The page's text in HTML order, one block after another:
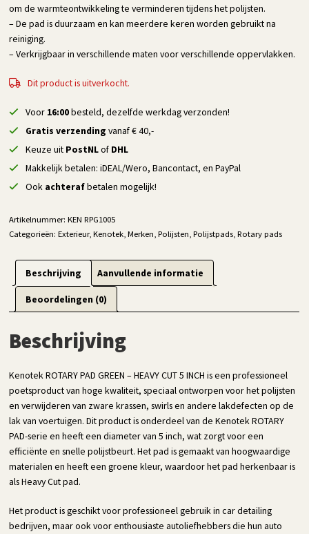
om de warmteontwikkeling te verminderen tijdens het polijsten.
– De pad is duurzaam en kan meerdere keren worden gebruikt na
reiniging.
– Verkrijgbaar in verschillende maten voor verschillende oppervlakken.
Dit product is uitverkocht.
Voor 16:00besteld, dezelfde werkdag verzonden!
Gratis verzending vanaf € 40,-
Keuze uit PostNLof DHL
Makkelijk betalen: iDEAL/Wero, Bancontact, en PayPal
Ook achterafbetalen mogelijk!
Artikelnummer:KEN RPG1005
Categorieën:Exterieur,Kenotek ,Merken ,Polijsten ,Polijstpads ,Rotary pads
Beschrijving Aanvullende informatie
Beoordelingen (0)
Beschrijving
Kenotek ROTARY PAD GREEN – HEAVY CUT 5 INCH is een professioneel
poetsproduct van hoge kwaliteit, speciaal ontworpen voor het polijsten
en verwijderen van zware krassen, swirls en andere lakdefecten op de
lak van voertuigen. Dit product is onderdeel van de Kenotek ROTARY
PAD-serie en heeft een diameter van 5 inch, wat zorgt voor een
efficiënte en snelle polijstbeurt. Het pad is gemaakt van hoogwaardige
materialen en heeft een groene kleur, waardoor het pad herkenbaar is
als Heavy Cut pad.
Het product is geschikt voor professioneel gebruik in car detailing
bedrijven, maar ook voor enthousiaste autoliefhebbers die hun auto